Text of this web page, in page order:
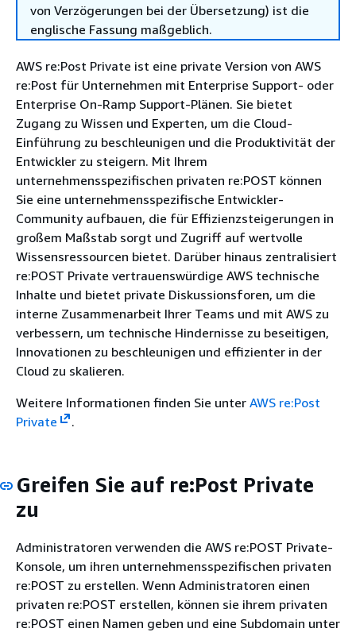
von Verzögerungen bei der Übersetzung) ist die
englische Fassung maßgeblich.
AWS re:Post Private ist eine private Version von AWS
re:Post für Unternehmen mit Enterprise Support- oder
Enterprise On-Ramp Support-Plänen. Sie bietet
Zugang zu Wissen und Experten, um die Cloud-
Einführung zu beschleunigen und die Produktivität der
Entwickler zu steigern. Mit Ihrem
unternehmensspezifischen privaten re:POST können
Sie eine unternehmensspezifische Entwickler-
Community aufbauen, die für Effizienzsteigerungen in
großem Maßstab sorgt und Zugriff auf wertvolle
Wissensressourcen bietet. Darüber hinaus zentralisiert
re:POST Private vertrauenswürdige AWS technische
Inhalte und bietet private Diskussionsforen, um die
interne Zusammenarbeit Ihrer Teams und mit AWS zu
verbessern, um technische Hindernisse zu beseitigen,
Innovationen zu beschleunigen und effizienter in der
Cloud zu skalieren.
Weitere Informationen finden Sie unter AWS re:Post
Private
.
Greifen Sie auf re:Post Private
zu
Administratoren verwenden die AWS re:POST Private-
Konsole, um ihren unternehmensspezifischen privaten
re:POST zu erstellen. Wenn Administratoren einen
privaten re:POST erstellen, können sie ihrem privaten
re:POST einen Namen geben und eine Subdomain unter